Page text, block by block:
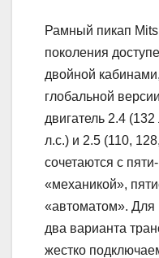
Рамный пикап
поколения
двойной
глобальной
двигатель 2.4
л.с.) и 2.5 (110,
сочетаются с
«механикой»,
«автоматом». Для
два варианта
жестко